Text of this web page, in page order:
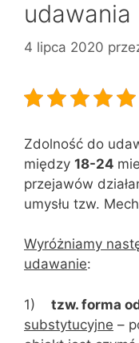
udawania
4 lipca 2020
Zdolność do
między 18-24
przejawów
umysłu tzw.
Wyróżniamy
udawanie:
1) tzw. forma
substytucyjne –